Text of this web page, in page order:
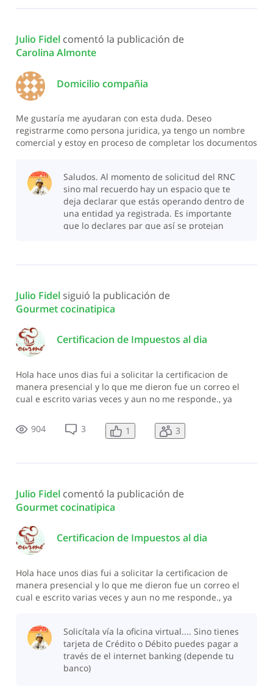
Julio Fidel comentó la publicación de
Carolina Almonte
Domicilio compañia
Me gustaría me ayudaran con esta duda. Deseo
registrarme como persona juridica, ya tengo un nombre
comercial y estoy en proceso de completar los documentos
amigo me ofreció un espacio en su
Saludos. Al momento de solicitud del RNC
sino mal recuerdo hay un espacio que te
deja declarar que estás operando dentro de
una entidad ya registrada. Es importante
que lo declares par que así se protejan
Julio Fidel siguió la publicación de
Gourmet cocinatipica
Certificacion de Impuestos al dia
Hola hace unos dias fui a solicitar la certificacion de
manera presencial y lo que me dieron fue un correo el
cual e escrito varias veces y aun no me responde., ya
obengo respuesta la solicito por esta via por que no tengo
tarjeta de credit
904 3 1 3
Julio Fidel comentó la publicación de
Gourmet cocinatipica
Certificacion de Impuestos al dia
Hola hace unos dias fui a solicitar la certificacion de
manera presencial y lo que me dieron fue un correo el
cual e escrito varias veces y aun no me responde., ya
tarjeta de creditSolicítala vía la oficina virtual.... Sino tienes
tarjeta de Crédito o Débito puedes pagar a
través de el internet banking (depende tu
banco)